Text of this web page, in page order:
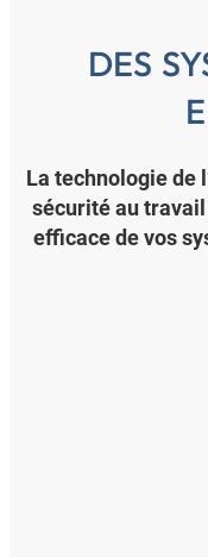
DES
La technologie de
sécurité au
efficace de vos